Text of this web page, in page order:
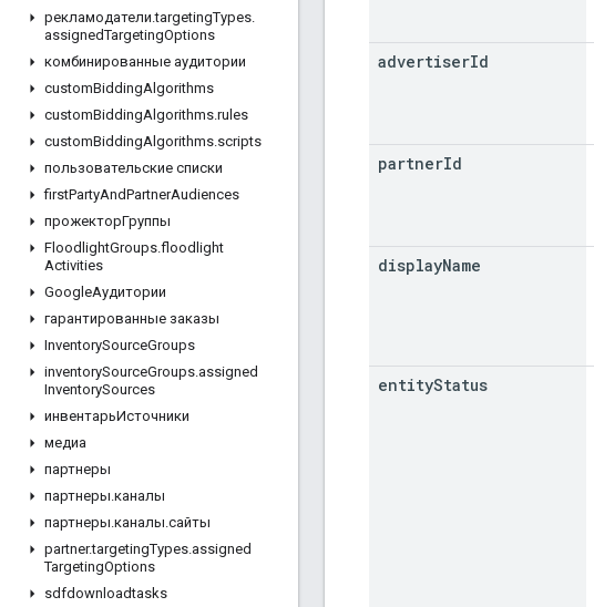
рекламодатели.targetingTypes.
assignedTargetingOptions
комбинированные аудитории
customBiddingAlgorithms
customBiddingAlgorithms.rules
customBiddingAlgorithms.scripts
пользовательские списки
firstPartyAndPartnerAudiences
прожекторГруппы
FloodlightGroups.floodlight
Activities
GoogleАудитории
гарантированные заказы
InventorySourceGroups
inventorySourceGroups.assigned
InventorySources
инвентарьИсточники
медиа
партнеры
партнеры.каналы
партнеры.каналы.сайты
partner.targetingTypes.assigned
TargetingOptions
sdfdownloadtasks
advertiserId
partnerId
displayName
entityStatus